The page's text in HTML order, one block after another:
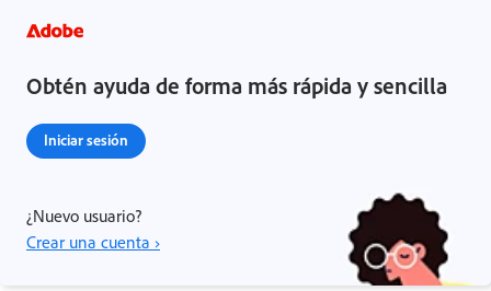
Obtén ayuda de forma más rápida y sencilla
Iniciar sesión
¿Nuevo usuario?
Crear una cuenta ›